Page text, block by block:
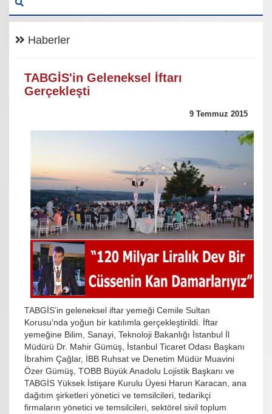
Haberler
TABGİS'in Geleneksel İftarı
Gerçekleşti
9 Temmuz 2015
TABGİS’in geleneksel iftar yemeği Cemile Sultan
Korusu’nda yoğun bir katılımla gerçekleştirildi. İftar
yemeğine Bilim, Sanayi, Teknoloji Bakanlığı İstanbul İl
Müdürü Dr. Mahir Gümüş, İstanbul Ticaret Odası Başkanı
İbrahim Çağlar, İBB Ruhsat ve Denetim Müdür Muavini
Özer Gümüş, TOBB Büyük Anadolu Lojistik Başkanı ve
TABGİS Yüksek İstişare Kurulu Üyesi Harun Karacan, ana
dağıtım şirketleri yönetici ve temsilcileri, tedarikçi
firmaların yönetici ve temsilcileri, sektörel sivil toplum